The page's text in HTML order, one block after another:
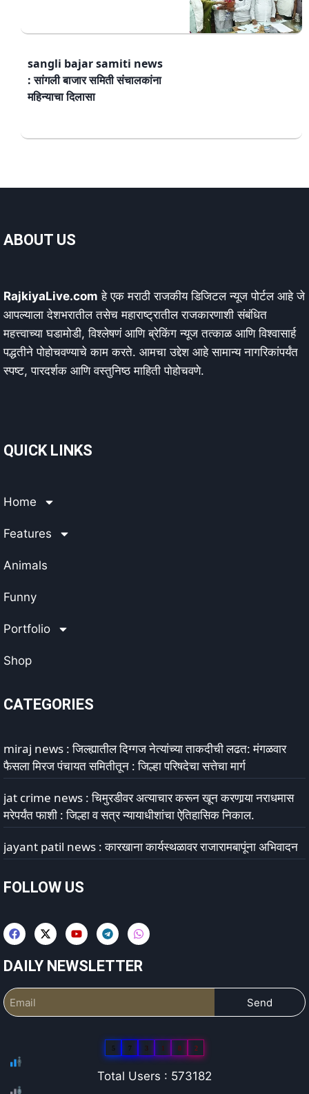
sangli bajar samiti news
: सांगली बाजार समिती संचालकांना
महिन्याचा दिलासा
ABOUT US
RajkiyaLive.com हे एक मराठी राजकीय डिजिटल न्यूज पोर्टल आहे जे
आपल्याला देशभरातील तसेच महाराष्ट्रातील राजकारणाशी संबंधित
महत्त्वाच्या घडामोडी, विश्लेषणं आणि ब्रेकिंग न्यूज तत्काळ आणि विश्वासार्ह
पद्धतीने पोहोचवण्याचे काम करते. आमचा उद्देश आहे सामान्य नागरिकांपर्यंत
स्पष्ट, पारदर्शक आणि वस्तुनिष्ठ माहिती पोहोचवणे.
QUICK LINKS
Home
Features
Animals
Funny
Portfolio
Shop
CATEGORIES
miraj news : जिल्ह्यातील दिग्गज नेत्यांच्या ताकदीची लढत: मंगळवार
फैसला मिरज पंचायत समितीतून : जिल्हा परिषदेचा सत्तेचा मार्ग
jat crime news : चिमुरडीवर अत्याचार करून खून करणार्‍या नराधमास
मरेपर्यंत फाशी : जिल्हा व सत्र न्यायाधीशांचा ऐतिहासिक निकाल.
jayant patil news : कारखाना कार्यस्थळावर राजारामबापूंना अभिवादन
FOLLOW US
DAILY NEWSLETTER
Send
5 7 3 1 8 2
Total Users : 573182